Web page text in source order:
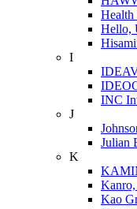
Health
Hello,
I
INC
J
Julian
K
Kanro,
Kao